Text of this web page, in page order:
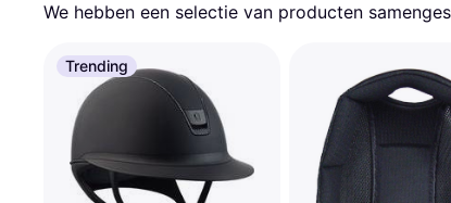
We hebben een selectie van producten
Trending